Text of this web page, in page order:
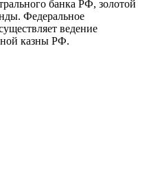
банка РФ, золотой
Федеральное
ведение
казны РФ.